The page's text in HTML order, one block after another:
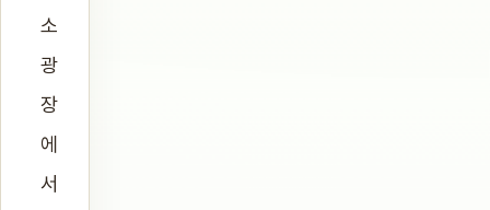
소
광
장
에
서